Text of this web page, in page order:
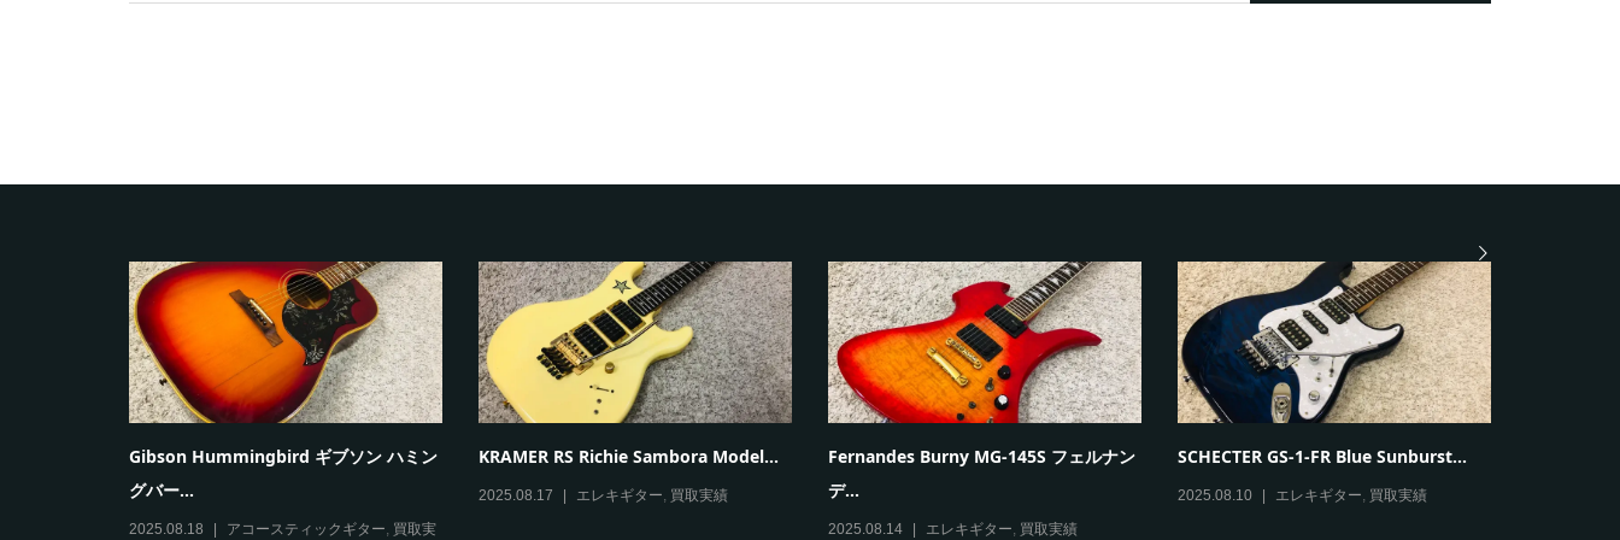
Gibson Hummingbird ギブソン ハミン
グバー...
2025.08.18 アコースティックギター 買取実
KRAMER RS Richie Sambora Model...
2025.08.17 エレキギター 買取実績
Fernandes Burny MG-145S フェルナン
デ...
2025.08.14 エレキギター 買取実績
SCHECTER GS-1-FR Blue Sunburst...
2025.08.10 エレキギター 買取実績